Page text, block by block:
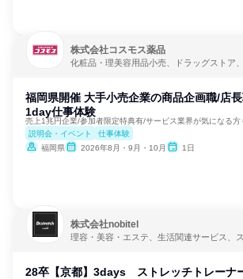
株式会社コスモス薬品
化粧品・理美容用品小売、ドラッグストア
福岡県開催 大手小売企業の商品企画職/店
1day仕事体験
売上1兆円企業/参加者限定特典有/サービス業界が気になる方
説明会・イベント
仕事体験
福岡県
2026年8月・9月・10月 1日
株式会社nobitel
理容・美容・エステ、生活関連サービス、
28卒【京都】3days ストレッチトレーナ